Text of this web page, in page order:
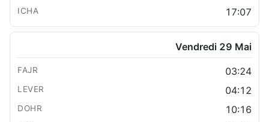
17:07
Vendredi 29 Mai
03:24
04:12
10:16